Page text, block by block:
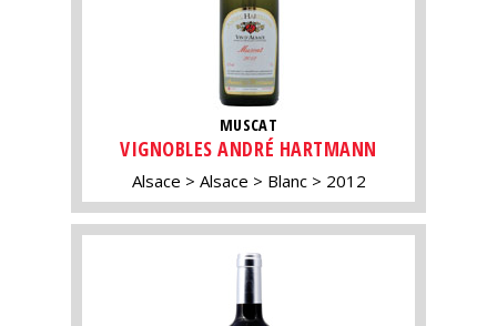
MUSCAT
VIGNOBLES ANDRÉ HARTMANN
Alsace Alsace Blanc 2012